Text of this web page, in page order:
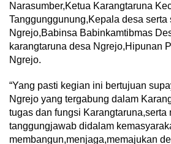
Narasumber,Ketua Karangtaruna
Tanggunggunung,Kepala desa serta
Ngrejo,Babinsa Babinkamtibmas
karangtaruna desa Ngrejo,Hipunan
Ngrejo.
“Yang pasti kegian ini bertujuan
Ngrejo yang tergabung dalam
tugas dan fungsi Karangtaruna,serta
tanggungjawab didalam
membangun,menjaga,memajukan